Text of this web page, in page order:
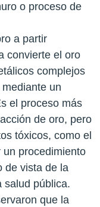
o proceso de
a partir
convierte el oro
complejos
un
el proceso más
de oro, pero
tóxicos, como el
procedimiento
de vista de la
salud pública.
que la